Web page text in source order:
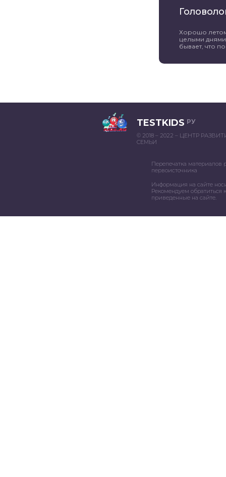
Хорошо
целыми
бывает, что
TESTKIDS РУ
© 2018 – 2022 – ЦЕНТР
СЕМЬИ
Перепечатка материалов
первоисточника
Информация на сайте
Рекомендуем обратиться
приведенные на сайте.